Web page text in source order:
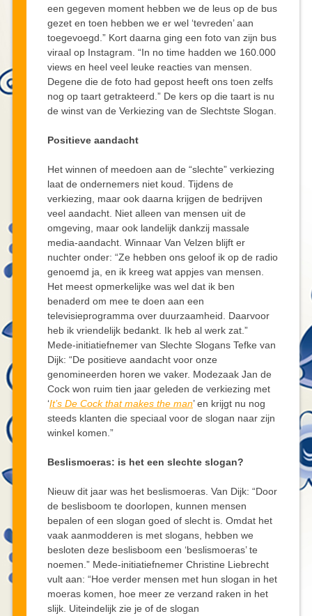
een gegeven moment hebben we de leus op de bus
gezet en toen hebben we er wel ‘tevreden’ aan
toegevoegd.” Kort daarna ging een foto van zijn bus
viraal op Instagram. “In no time hadden we 160.000
views en heel veel leuke reacties van mensen.
Degene die de foto had gepost heeft ons toen zelfs
nog op taart getrakteerd.” De kers op die taart is nu
de winst van de Verkiezing van de Slechtste Slogan.
Positieve aandacht
Het winnen of meedoen aan de “slechte” verkiezing
laat de ondernemers niet koud. Tijdens de
verkiezing, maar ook daarna krijgen de bedrijven
veel aandacht. Niet alleen van mensen uit de
omgeving, maar ook landelijk dankzij massale
media-aandacht. Winnaar Van Velzen blijft er
nuchter onder: “Ze hebben ons geloof ik op de radio
genoemd ja, en ik kreeg wat appjes van mensen.
Het meest opmerkelijke was wel dat ik ben
benaderd om mee te doen aan een
televisieprogramma over duurzaamheid. Daarvoor
heb ik vriendelijk bedankt. Ik heb al werk zat.”
Mede-initiatiefnemer van Slechte Slogans Tefke van
Dijk: “De positieve aandacht voor onze
genomineerden horen we vaker. Modezaak Jan de
Cock won ruim tien jaar geleden de verkiezing met
‘It’s De Cock that makes the man’ en krijgt nu nog
steeds klanten die speciaal voor de slogan naar zijn
winkel komen.”
Beslismoeras: is het een slechte slogan?
Nieuw dit jaar was het beslismoeras. Van Dijk: “Door
de beslisboom te doorlopen, kunnen mensen
bepalen of een slogan goed of slecht is. Omdat het
vaak aanmodderen is met slogans, hebben we
besloten deze beslisboom een ‘beslismoeras’ te
noemen.” Mede-initiatiefnemer Christine Liebrecht
vult aan: “Hoe verder mensen met hun slogan in het
moeras komen, hoe meer ze verzand raken in het
slijk. Uiteindelijk zie je of de slogan